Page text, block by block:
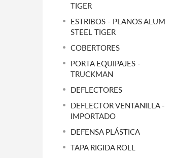
TIGER
ESTRIBOS - PLANOS ALUM
STEEL TIGER
COBERTORES
PORTA EQUIPAJES -
TRUCKMAN
DEFLECTORES
DEFLECTOR VENTANILLA -
IMPORTADO
DEFENSA PLÁSTICA
TAPA RIGIDA ROLL